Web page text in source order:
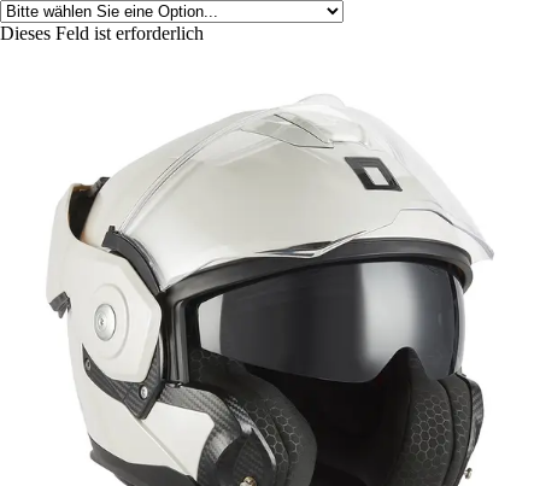
Dieses Feld ist erforderlich